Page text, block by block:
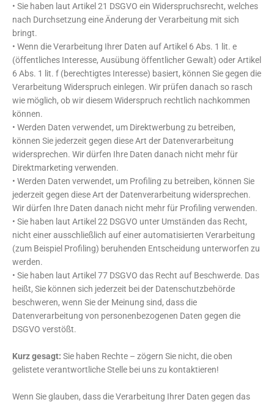
• Sie haben laut Artikel 21 DSGVO ein Widerspruchsrecht, welches
nach Durchsetzung eine Änderung der Verarbeitung mit sich
bringt.
• Wenn die Verarbeitung Ihrer Daten auf Artikel 6 Abs. 1 lit. e
(öffentliches Interesse, Ausübung öffentlicher Gewalt) oder Artikel
6 Abs. 1 lit. f (berechtigtes Interesse) basiert, können Sie gegen die
Verarbeitung Widerspruch einlegen. Wir prüfen danach so rasch
wie möglich, ob wir diesem Widerspruch rechtlich nachkommen
können.
• Werden Daten verwendet, um Direktwerbung zu betreiben,
können Sie jederzeit gegen diese Art der Datenverarbeitung
widersprechen. Wir dürfen Ihre Daten danach nicht mehr für
Direktmarketing verwenden.
• Werden Daten verwendet, um Profiling zu betreiben, können Sie
jederzeit gegen diese Art der Datenverarbeitung widersprechen.
Wir dürfen Ihre Daten danach nicht mehr für Profiling verwenden.
• Sie haben laut Artikel 22 DSGVO unter Umständen das Recht,
nicht einer ausschließlich auf einer automatisierten Verarbeitung
(zum Beispiel Profiling) beruhenden Entscheidung unterworfen zu
werden.
• Sie haben laut Artikel 77 DSGVO das Recht auf Beschwerde. Das
heißt, Sie können sich jederzeit bei der Datenschutzbehörde
beschweren, wenn Sie der Meinung sind, dass die
Datenverarbeitung von personenbezogenen Daten gegen die
DSGVO verstößt.
Kurz gesagt: Sie haben Rechte – zögern Sie nicht, die oben
gelistete verantwortliche Stelle bei uns zu kontaktieren!
Wenn Sie glauben, dass die Verarbeitung Ihrer Daten gegen das